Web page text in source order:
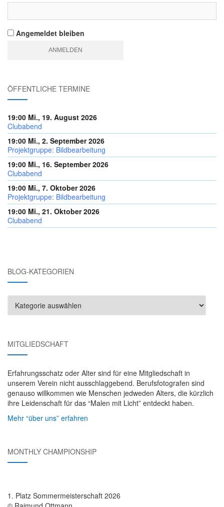
Angemeldet bleiben
ÖFFENTLICHE TERMINE
19:00 Mi., 19. August 2026
Clubabend
19:00 Mi., 2. September 2026
Projektgruppe: Bildbearbeitung
19:00 Mi., 16. September 2026
Clubabend
19:00 Mi., 7. Oktober 2026
Projektgruppe: Bildbearbeitung
19:00 Mi., 21. Oktober 2026
Clubabend
BLOG-KATEGORIEN
Kategorien
MITGLIEDSCHAFT
Erfahrungsschatz oder Alter sind für eine Mitgliedschaft in
unserem Verein nicht ausschlaggebend. Berufsfotografen sind
genauso willkommen wie Menschen jedweden Alters, die kürzlich
ihre Leidenschaft für das “Malen mit Licht” entdeckt haben.
Mehr “über uns” erfahren
MONTHLY CHAMPIONSHIP
1. Platz Sommermeisterschaft 2026